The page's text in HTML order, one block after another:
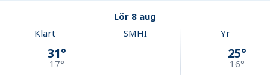
Lör 8 aug
Klart
31°
17°
SMHI Yr
25°
16°